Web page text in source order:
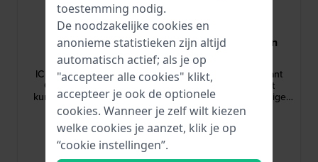
Ice-Watch
024757
ICE power PW1 36 mm
Quartzhorloge van
kunststof met datum en
geribbelde lunette
99,-
● Op voorraad
Daniel Wellington
DW00100879
Margot 24 mm Elegant
quartz horloge met
afgeronde rechthoekige
kast
€ 145,- 99,95
● Op voorraad
toestemming nodig.
De noodzakelijke cookies en
anonieme statistieken zijn altijd
automatisch actief; als je op
"accepteer alle cookies" klikt,
accepteer je ook de optionele
cookies. Wanneer je zelf wilt kiezen
welke cookies je aanzet, klik je op
“cookie instellingen”.